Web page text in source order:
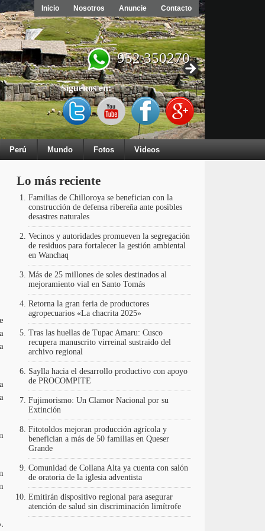
Inicio Nosotros Anuncie Contacto
952 350270
Síguenos en:
Perú Mundo Fotos Videos
Lo más reciente
Familias de Chilloroya se benefician con la
construcción de defensa ribereña ante posibles
desastres naturales
Vecinos y autoridades promueven la segregación
de residuos para fortalecer la gestión ambiental
en Wanchaq
Más de 25 millones de soles destinados al
mejoramiento vial en Santo Tomás
Retorna la gran feria de productores
agropecuarios «La chacrita 2025»
Tras las huellas de Tupac Amaru: Cusco
recupera manuscrito virreinal sustraido del
archivo regional
Saylla hacia el desarrollo productivo con apoyo
de PROCOMPITE
Fujimorismo: Un Clamor Nacional por su
Extinción
Fitotoldos mejoran producción agrícola y
benefician a más de 50 familias en Queser
Grande
Comunidad de Collana Alta ya cuenta con salón
de oratoria de la iglesia adventista
Emitirán dispositivo regional para asegurar
atención de salud sin discriminación limítrofe